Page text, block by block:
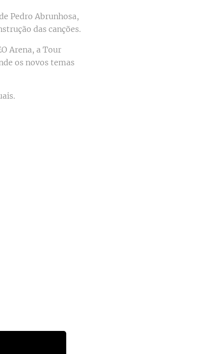
Pedro Abrunhosa,
das canções.
Arena, a Tour
os novos temas